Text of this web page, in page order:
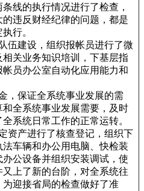
线的执行情况进行了检查，
违反财经纪律的问题，都是
行。
伍建设，组织报帐员进行了微
关业务知识培训，下基层指
员办公室自动化应用能力和
，保证全系统事业发展的需
全系统事业发展需要，及时
系统日常工作的正常运转。
资产进行了核查登记，组织下
车辆和办公用电脑、快检装
公设备并组织安装调试，使
上了新的台阶，对全系统往
迎接省局的检查做好了准